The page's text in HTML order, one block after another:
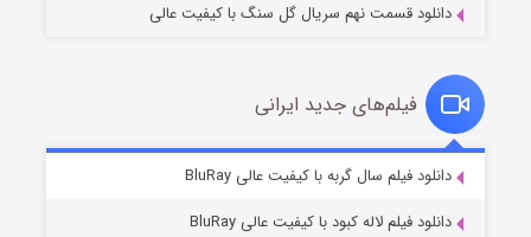
قسمت۷ (زیرنویس) منتشر شد
دانلود قسمت نهم سریال گل سنگ با کیفیت عالی
فیلم‌های جدید ایرانی
دانلود فیلم سال گربه با کیفیت عالی BluRay
دانلود فیلم لاله کبود با کیفیت عالی BluRay